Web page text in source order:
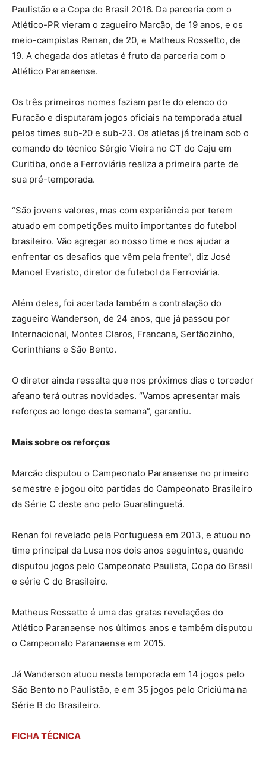
Paulistão e a Copa do Brasil 2016. Da parceria com o
Atlético-PR vieram o zagueiro Marcão, de 19 anos, e os
meio-campistas Renan, de 20, e Matheus Rossetto, de
19. A chegada dos atletas é fruto da parceria com o
Atlético Paranaense.
Os três primeiros nomes faziam parte do elenco do
Furacão e disputaram jogos oficiais na temporada atual
pelos times sub-20 e sub-23. Os atletas já treinam sob o
comando do técnico Sérgio Vieira no CT do Caju em
Curitiba, onde a Ferroviária realiza a primeira parte de
sua pré-temporada.
“São jovens valores, mas com experiência por terem
atuado em competições muito importantes do futebol
brasileiro. Vão agregar ao nosso time e nos ajudar a
enfrentar os desafios que vêm pela frente”, diz José
Manoel Evaristo, diretor de futebol da Ferroviária.
Além deles, foi acertada também a contratação do
zagueiro Wanderson, de 24 anos, que já passou por
Internacional, Montes Claros, Francana, Sertãozinho,
Corinthians e São Bento.
O diretor ainda ressalta que nos próximos dias o torcedor
afeano terá outras novidades. “Vamos apresentar mais
reforços ao longo desta semana”, garantiu.
Mais sobre os reforços
Marcão disputou o Campeonato Paranaense no primeiro
semestre e jogou oito partidas do Campeonato Brasileiro
da Série C deste ano pelo Guaratinguetá.
Renan foi revelado pela Portuguesa em 2013, e atuou no
time principal da Lusa nos dois anos seguintes, quando
disputou jogos pelo Campeonato Paulista, Copa do Brasil
e série C do Brasileiro.
Matheus Rossetto é uma das gratas revelações do
Atlético Paranaense nos últimos anos e também disputou
o Campeonato Paranaense em 2015.
Já Wanderson atuou nesta temporada em 14 jogos pelo
São Bento no Paulistão, e em 35 jogos pelo Criciúma na
Série B do Brasileiro.
FICHA TÉCNICA